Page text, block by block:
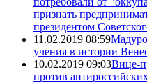
признать
президентом
11.02.2019 08:59
учения в истории
10.02.2019 09:03Вице-
против